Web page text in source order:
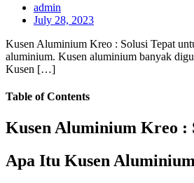
admin
July 28, 2023
Kusen Aluminium Kreo : Solusi Tepat
aluminium. Kusen aluminium banyak
Kusen […]
Table of Contents
Kusen Aluminium Kreo :
Apa Itu Kusen